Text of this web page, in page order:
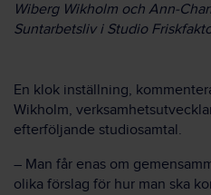
Wiberg Wikholm och Ann-
Suntarbetsliv i Studio
En klok inställning,
Wikholm,
efterföljande studiosamtal.
– Man får enas om
olika förslag för hur man ska